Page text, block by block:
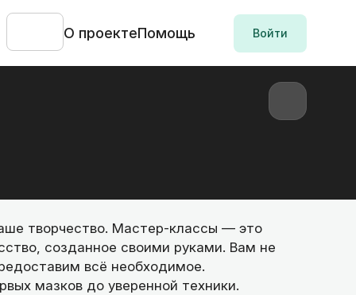
О проектеПомощь Войти
творчество. Мастер-классы — это
созданное своими руками. Вам не
всё необходимое.
мазков до уверенной техники.